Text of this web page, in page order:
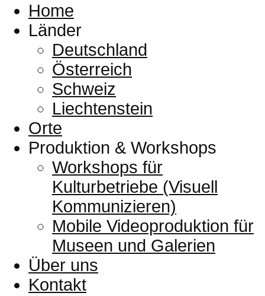
Home
Länder
Deutschland
Österreich
Schweiz
Liechtenstein
Orte
Produktion & Workshops
Workshops für
Kulturbetriebe (Visuell
Kommunizieren)
Mobile Videoproduktion für
Museen und Galerien
Über uns
Kontakt